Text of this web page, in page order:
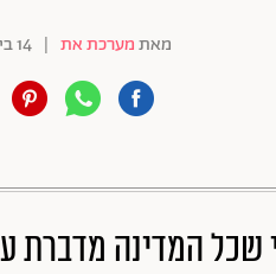
מאתמערכת את | 14 ביוני 2026
שכל המדינה מדברת